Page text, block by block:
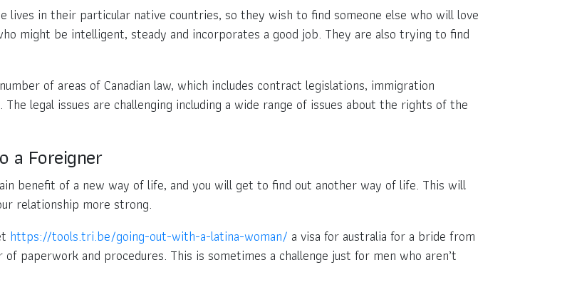
in their particular native countries, so they wish to find someone else who will love
might be intelligent, steady and incorporates a good job. They are also trying to find
of areas of Canadian law, which includes contract legislations, immigration
legal issues are challenging including a wide range of issues about the rights of the
a Foreigner
benefit of a new way of life, and you will get to find out another way of life. This will
relationship more strong.
https://tools.tri.be/going-out-with-a-latina-woman/ a visa for australia for a bride from
paperwork and procedures. This is sometimes a challenge just for men who aren’t